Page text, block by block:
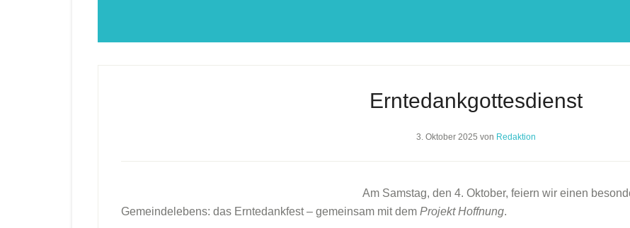
Erntedankgottesdienst
3. Oktober 2025 von Redaktion
Am Samstag, den 4. Oktober, feiern wir einen
Gemeindelebens: das Erntedankfest – gemeinsam mit dem Projekt Hoffnung.